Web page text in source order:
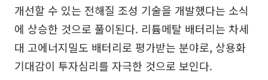
개선할 수 있는 전해질 조성 기술을 개발했다는 소식
에 상승한 것으로 풀이된다. 리튬메탈 배터리는 차세
대 고에너지밀도 배터리로 평가받는 분야로, 상용화
기대감이 투자심리를 자극한 것으로 보인다.